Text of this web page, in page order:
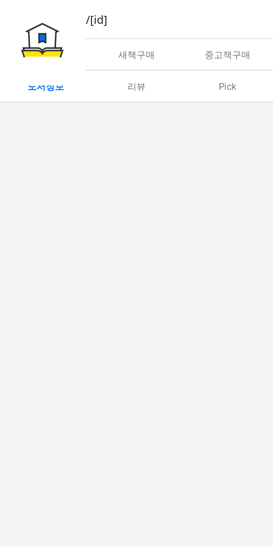
book/rent/[id]
대여 새책구매 중고책구매
도서정보 리뷰 Pick